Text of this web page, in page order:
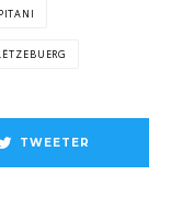
TWEETER